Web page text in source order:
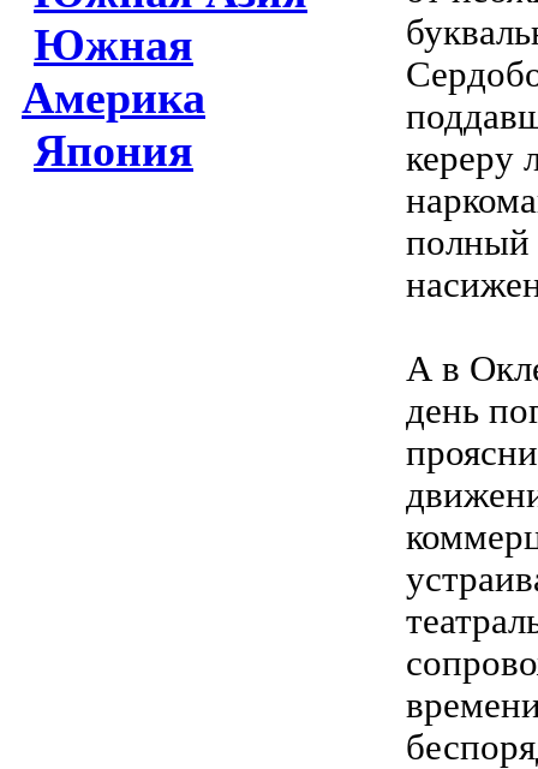
Южная
Америка
Япония
кереру
полный
А в
день